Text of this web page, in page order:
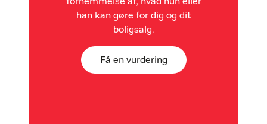
han kan gøre for dig og dit
boligsalg.
Få en vurdering